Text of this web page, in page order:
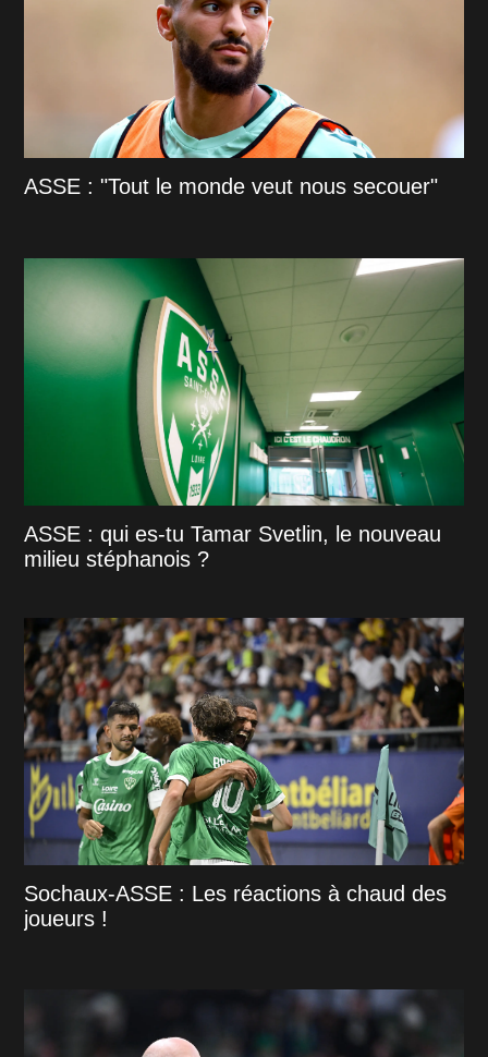
ASSE : "Tout le monde veut nous secouer"
ASSE : qui es-tu Tamar Svetlin, le nouveau
milieu stéphanois ?
Sochaux-ASSE : Les réactions à chaud des
joueurs !